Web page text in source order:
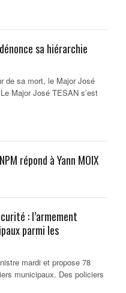
sa hiérarchie
de sa mort, le Major José
Major José TESAN s’est
répond à Yann MOIX
: l’armement
parmi les
mardi et propose 78
municipaux. Des policiers